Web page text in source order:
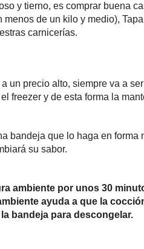
y tierno, es comprar buena
de un kilo y medio),
carnicerías.
un precio alto, siempre va a
freezer y de esta forma la
bandeja que lo haga en
su sabor.
ambiente por unos 30
ayuda a que la
bandeja para descongelar.